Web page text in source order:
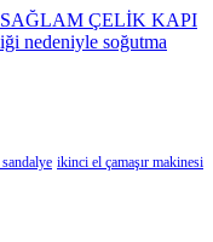
ÇELİK KAPI
nedeniyle soğutma
ikinci el çamaşır makinesi